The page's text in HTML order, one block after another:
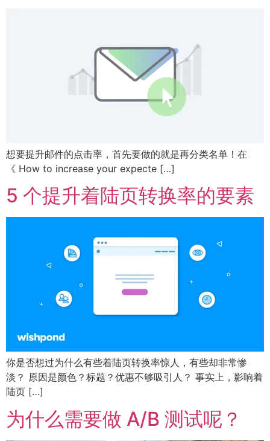
想要提升邮件的点击率，首先要做的就是再分类名单！在
《 How to increase your expecte […]
5 个提升着陆页转换率的要素
你是否想过为什么有些着陆页转换率惊人，有些却非常惨
淡？ 原因是颜色？标题？优惠不够吸引人？ 事实上，影响着
陆页 […]
为什么需要做 A/B 测试呢？